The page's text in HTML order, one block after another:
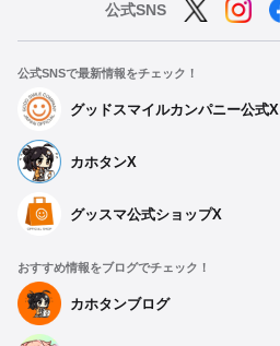
公式SNS
公式SNSで最新情報をチェック！
グッドスマイルカンパニー公式X
カホタンX
グッスマ公式ショップX
おすすめ情報をブログでチェック！
カホタンブログ